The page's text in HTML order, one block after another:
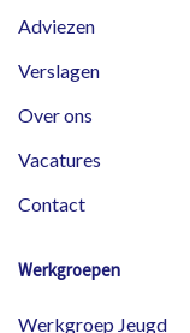
Adviezen
Verslagen
Over ons
Vacatures
Contact
Werkgroepen
Werkgroep Jeugd